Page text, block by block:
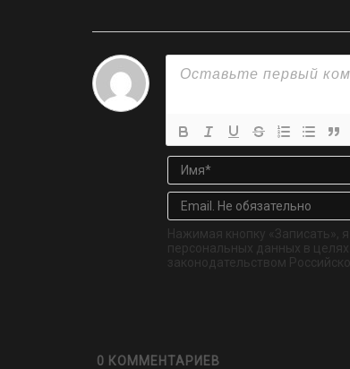
Нажимая кнопку «Записать»,
персональных данных в целях
законодательством
0 КОММЕНТАРИЕВ